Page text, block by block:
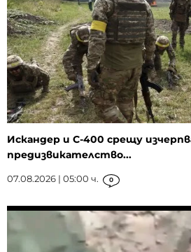
Искандер и С-400 срещу
предизвикателство...
07.08.2026 | 05:00 ч. 0